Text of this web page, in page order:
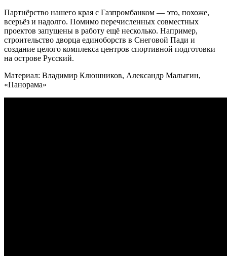
Партнёрство нашего края с Газпромбанком — это, похоже,
всерьёз и надолго. Помимо перечисленных совместных
проектов запущены в работу ещё несколько. Например,
строительство дворца единоборств в Снеговой Пади и
создание целого комплекса центров спортивной подготовки
на острове Русский.
Материал: Владимир Клюшников, Александр Малыгин,
«Панорама»